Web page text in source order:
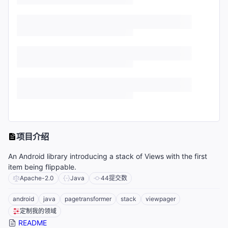
项目介绍
An Android library introducing a stack of Views with the first
item being flippable.
Apache-2.0 Java 44提交数
android java pagetransformer stack
viewpager
定制我的领域
README